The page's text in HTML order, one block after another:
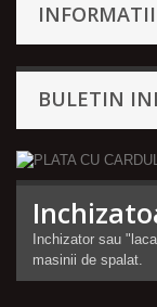
INFORMATII
BULETIN
Inchizator sau
masinii de spalat.